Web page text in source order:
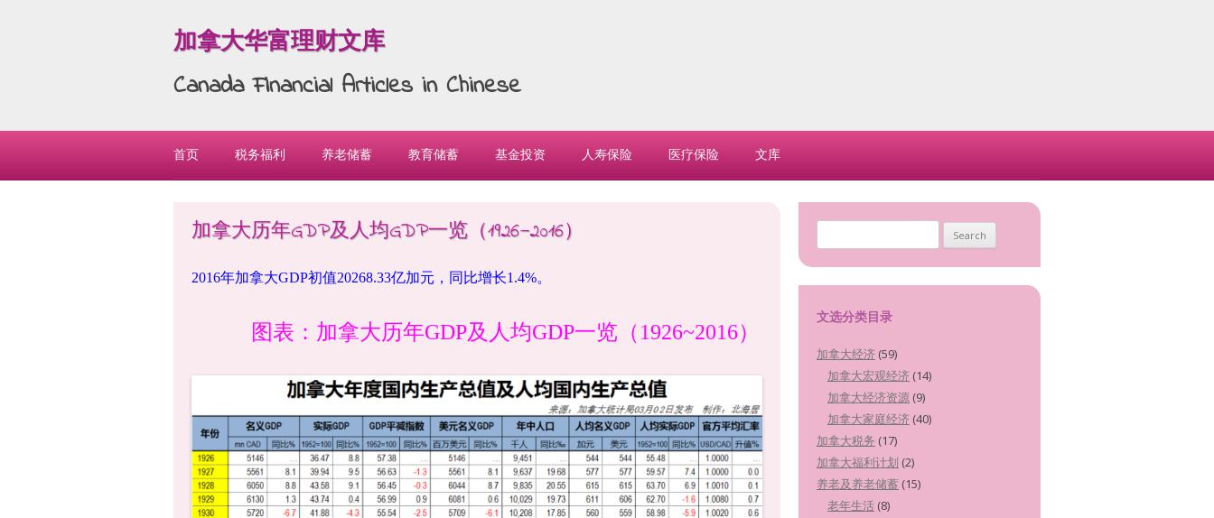
加拿大华富理财文库
Canada Financial Articles in Chinese
Skip to content
首页
税务福利 养老储蓄 教育储蓄 基金投资 人寿保险 医疗保险 文库
加拿大历年GDP及人均GDP一览（1926—2016）
2016年加拿大GDP初值20268.33亿加元，同比增长1.4%。
图表：加拿大历年GDP及人均GDP一览（1926~2016）
文选分类目录
加拿大经济 (59)
加拿大宏观经济 (14)
加拿大经济资源 (9)
加拿大家庭经济 (40)
加拿大税务 (17)
加拿大福利计划 (2)
养老及养老储蓄 (15)
老年生活 (8)